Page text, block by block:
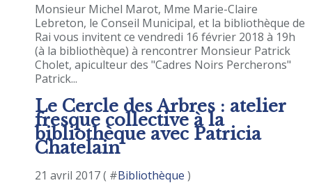
Monsieur Michel Marot, Mme Marie-Claire
Lebreton, le Conseil Municipal, et la bibliothèque de
Rai vous invitent ce vendredi 16 février 2018 à 19h
(à la bibliothèque) à rencontrer Monsieur Patrick
Cholet, apiculteur des "Cadres Noirs Percherons"
Patrick...
Le Cercle des Arbres : atelier
fresque collective à la
bibliothèque avec Patricia
Chatelain
21 avril 2017 ( #Bibliothèque )